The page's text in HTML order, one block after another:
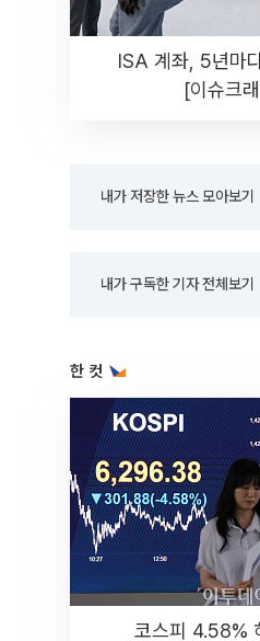
ISA 계좌, 5년마
[이슈크
내가 저장한 뉴스 모아보기
내가 구독한 기자 전체보기
한 컷
코스피 4.58%